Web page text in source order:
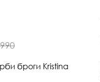
броги Kristina